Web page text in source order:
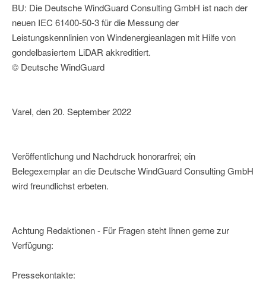
BU: Die Deutsche WindGuard Consulting GmbH ist nach der
neuen IEC 61400-50-3 für die Messung der
Leistungskennlinien von Windenergieanlagen mit Hilfe von
gondelbasiertem LiDAR akkreditiert.
© Deutsche WindGuard
Varel, den 20. September 2022
Veröffentlichung und Nachdruck honorarfrei; ein
Belegexemplar an die Deutsche WindGuard Consulting GmbH
wird freundlichst erbeten.
Achtung Redaktionen - Für Fragen steht Ihnen gerne zur
Verfügung:
Pressekontakte: